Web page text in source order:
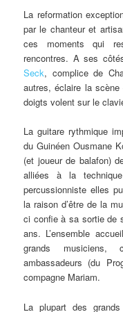
La reformation
par le chanteur et
ces moments qui
rencontres. A ses
Seck, complice de
autres, éclaire la
doigts volent sur le
La guitare rythmique
du Guinéen Ousmane
(et joueur de balafon)
alliées à la
percussionniste elles
la raison d’être de la
ci confie à sa sortie de
ans. L’ensemble
grands musiciens,
ambassadeurs (du
compagne Mariam.
La plupart des